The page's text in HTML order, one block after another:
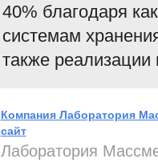
40% благодаря
системам
также
Компания Лаборатория
сайт
Лаборатория